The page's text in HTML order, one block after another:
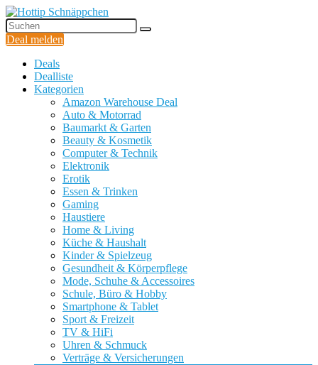
Deal melden
Deals
Dealliste
Kategorien
Amazon Warehouse Deal
Auto & Motorrad
Baumarkt & Garten
Beauty & Kosmetik
Computer & Technik
Elektronik
Erotik
Essen & Trinken
Gaming
Haustiere
Home & Living
Küche & Haushalt
Kinder & Spielzeug
Gesundheit & Körperpflege
Mode, Schuhe & Accessoires
Schule, Büro & Hobby
Smartphone & Tablet
Sport & Freizeit
TV & HiFi
Uhren & Schmuck
Verträge & Versicherungen